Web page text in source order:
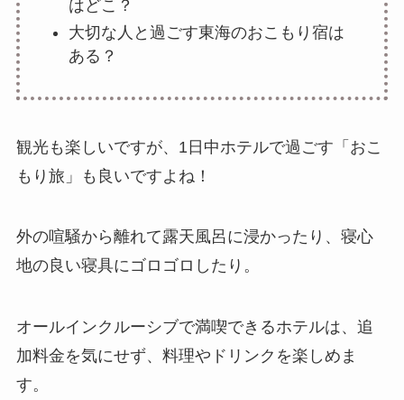
はどこ？
大切な人と過ごす東海のおこもり宿は
ある？
観光も楽しいですが、1日中ホテルで過ごす「おこ
もり旅」も良いですよね！
外の喧騒から離れて露天風呂に浸かったり、寝心
地の良い寝具にゴロゴロしたり。
オールインクルーシブで満喫できるホテルは、追
加料金を気にせず、料理やドリンクを楽しめま
す。